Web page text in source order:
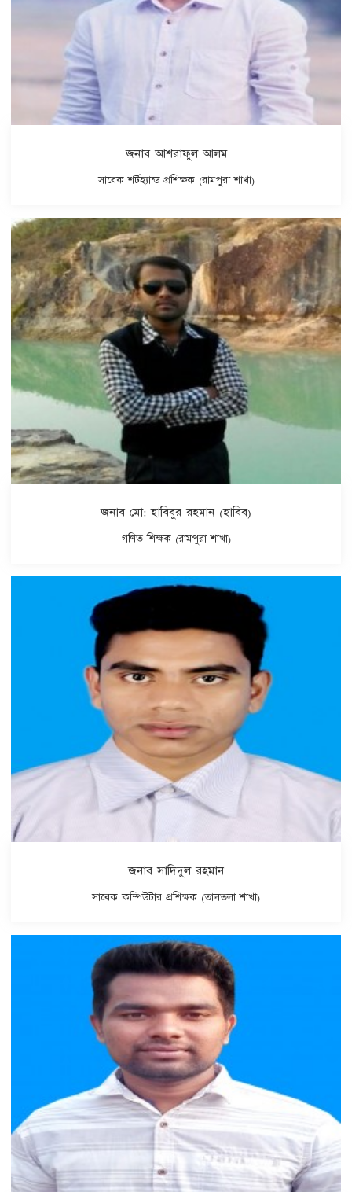
জনাব আশরাফুল আলম
সাবেক শর্টহ্যান্ড প্রশিক্ষক (রামপুরা শাখা)
জনাব মো: হাবিবুর রহমান (হাবিব)
গণিত শিক্ষক (রামপুরা শাখা)
জনাব সাদিদুল রহমান
সাবেক কম্পিউটার প্রশিক্ষক (তালতলা শাখা)